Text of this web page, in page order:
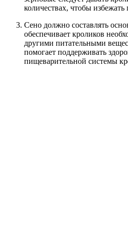
количествах, чтобы
Сено должно составлять
обеспечивает кроликов
другими питательными
помогает поддерживать
пищеварительной системы